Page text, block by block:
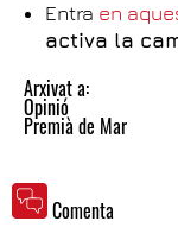
Entra en
activa la
Arxivat a:
Opinió
Premià de Mar
Comenta